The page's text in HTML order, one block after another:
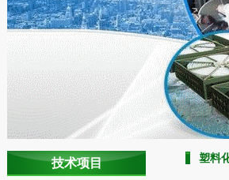
技术项目 塑料